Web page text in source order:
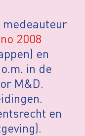
medeauteur
2008
en
in de
M&D.
en